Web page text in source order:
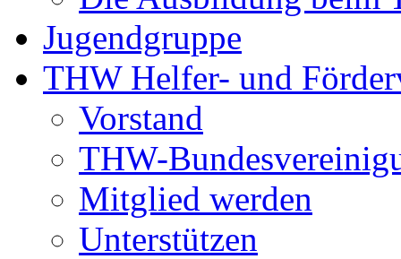
Jugendgruppe
THW Helfer- und
Vorstand
THW-
Mitglied werden
Unterstützen